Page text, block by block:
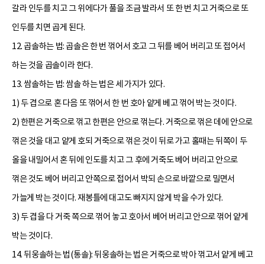
갈라 인두를 치고 그 위에다가 풀을 조금 발라서 또 한 번 치고 거죽으로 또
인두를 치면 곱게 된다.
12. 곱솔하는 법: 곱솔은 한 번 꺾어서 호고 그 뒤를 베어 버리고 또 접어서
하는 것을 곱솔이라 한다.
13. 쌈솔하는 법: 쌈솔 하는 법은 세 가지가 있다.
1) 두 겹으로 혼 다음 또 꺾어서 한 번 호아 얕게 베고 꺾어 박는 것이다.
2) 한편은 거죽으로 꺾고 한편은 안으로 꺾는다. 거죽으로 꺾은 데에 안으로
꺾은 것을 대고 얕게 호되 거죽으로 꺾은 것이 뒤로 가고 홀때는 뒤쪽이 두
올을 내밀어서 혼 뒤에 인도를 치고 그 후에 거죽도 베어 버리고 안으로
꺾은 것도 베어 버리고 안쪽으로 접어서 박되 손으로 바깥으로 밀면서
가늘게 박는 것이다. 재봉틀에 대고도 빠지지 않게 박을 수가 있다.
3) 두 겹을 다 거죽 쪽으로 꺾어 놓고 호아서 베어 버리고 안으로 꺾어 얕게
박는 것이다.
14. 뒤웅솔하는 법(통솔): 뒤웅솔하는 법은 거죽으로 박아 꺾고서 얕게 베고